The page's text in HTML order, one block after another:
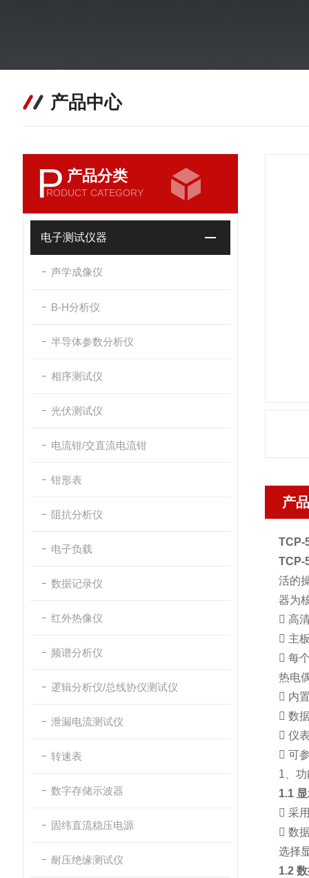
产品中心
P 产品分类
RODUCT CATEGORY
电子测试仪器
声学成像仪
B-H分析仪
半导体参数分析仪
相序测试仪
光伏测试仪
电流钳/交直流电流钳
钳形表
阻抗分析仪
电子负载
数据记录仪
红外热像仪
频谱分析仪
逻辑分析仪/总线协仪测试仪
泄漏电流测试仪
转速表
数字存储示波器
固纬直流稳压电源
耐压绝缘测试仪
产
TCP-
TCP-
活的
器为
 高
 主
每
热电
 内
 数
 仪
 可
1、
1.1
 采
数
选择
1.2